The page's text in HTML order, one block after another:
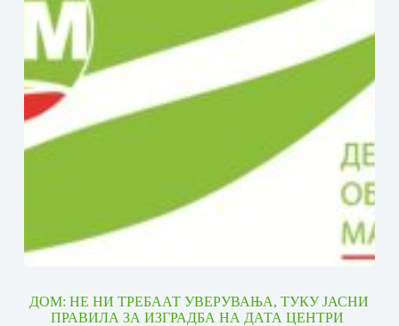
ДОМ: НЕ НИ ТРЕБААТ УВЕРУВАЊА, ТУКУ ЈАСНИ
ПРАВИЛА ЗА ИЗГРАДБА НА ДАТА ЦЕНТРИ